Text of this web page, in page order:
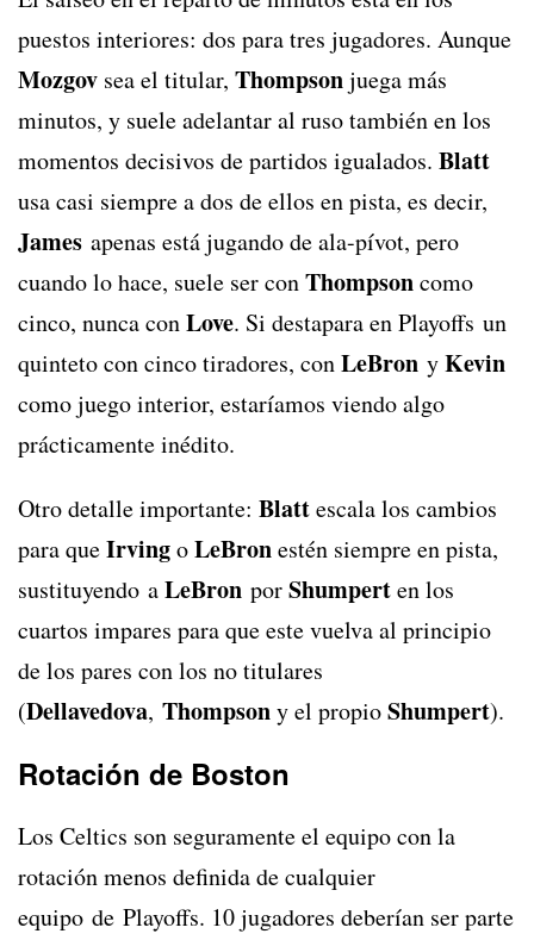
puestos interiores: dos para tres jugadores. Aunque
Mozgov sea el titular, Thompsonjuega más
minutos, y suele adelantar al ruso también en los
momentos decisivos de partidos igualados. Blatt
usa casi siempre a dos de ellos en pista, es decir,
James apenas está jugando de ala-pívot, pero
cuando lo hace, suele ser conThompsoncomo
cinco, nunca conLove. Si destapara en Playoffs un
quinteto con cinco tiradores, conLeBron yKevin
como juego interior, estaríamos viendo algo
prácticamente inédito.
Otro detalle importante: Blattescala los cambios
para queIrvingoLeBronestén siempre en pista,
sustituyendo aLeBron porShumperten los
cuartos impares para que este vuelva al principio
de los pares con los no titulares
(Dellavedova, Thompsony el propioShumpert).
Rotación de Boston
Los Celtics son seguramente el equipo con la
rotación menos definida de cualquier
equipo de Playoffs. 10 jugadores deberían ser parte